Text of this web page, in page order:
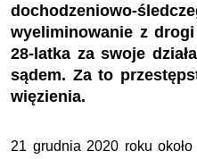
dochodzeniowo-
wyeliminowanie z
28-latka za swoje
sądem. Za to
więzienia.
21 grudnia 2020 roku